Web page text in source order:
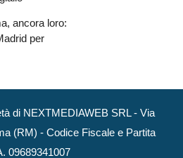
ancora loro:
per
di NEXTMEDIAWEB SRL - Via
(RM) - Codice Fiscale e Partita
09689341007